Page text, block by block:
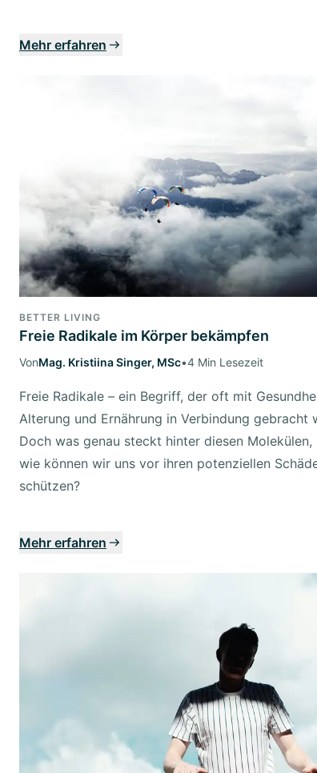
Mehr erfahren
BETTER LIVING
Freie Radikale im Körper bekämpfen
VonMag. Kristiina Singer, MSc•4 Min Lesezeit
Freie Radikale – ein Begriff, der oft mit
Alterung und Ernährung in Verbindung gebracht
Doch was genau steckt hinter diesen Molekülen,
wie können wir uns vor ihren potenziellen
schützen?
Mehr erfahren